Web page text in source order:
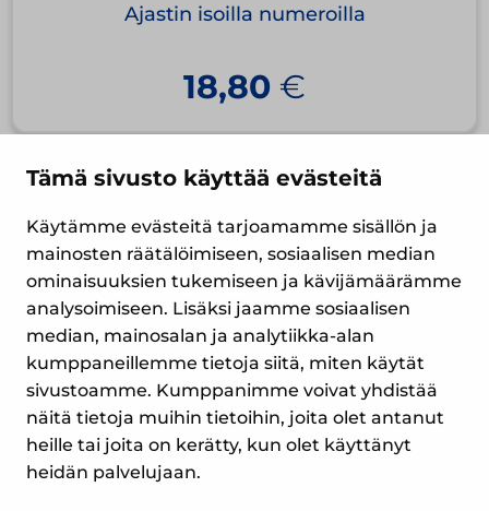
Tämä sivusto käyttää evästeitä
Käytämme evästeitä tarjoamamme sisällön ja
mainosten räätälöimiseen, sosiaalisen median
ominaisuuksien tukemiseen ja kävijämäärämme
analysoimiseen. Lisäksi jaamme sosiaalisen
median, mainosalan ja analytiikka-alan
kumppaneillemme tietoja siitä, miten käytät
sivustoamme. Kumppanimme voivat yhdistää
näitä tietoja muihin tietoihin, joita olet antanut
heille tai joita on kerätty, kun olet käyttänyt
heidän palvelujaan.
Ajastin isoilla numeroilla
18,80 €
Yrityspiha 7
00390 Helsinki
Puh. (09) 477 4560
myynti@suomenlampomittari.fi